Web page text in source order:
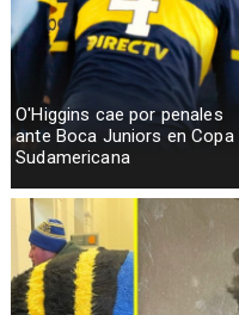
O'Higgins cae por penales
ante Boca Juniors en Copa
Sudamericana